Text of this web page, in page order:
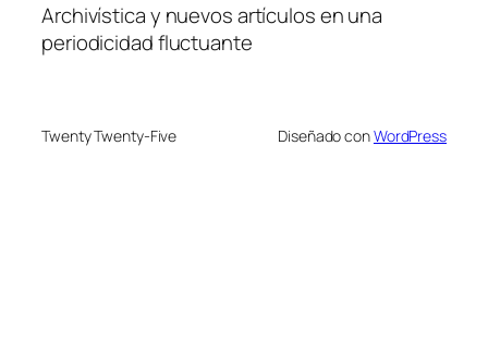
Archivística y nuevos artículos en una
periodicidad fluctuante
Twenty Twenty-Five Diseñado conWordPress